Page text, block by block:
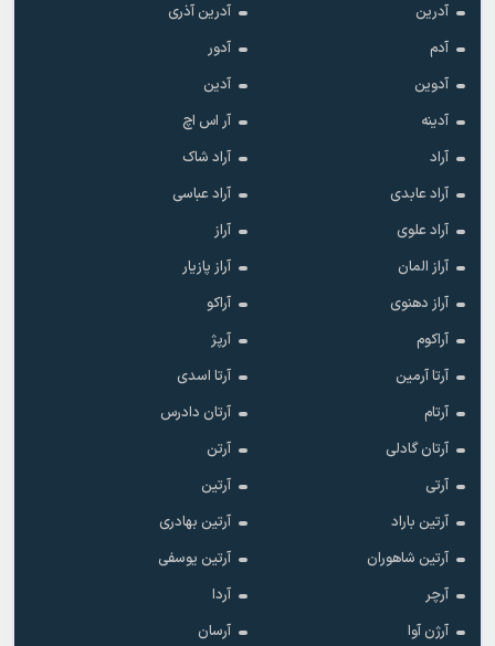
آدرین
آدرین آذری
آدم
آدور
آدوین
آدین
آدینه
آر اس اچ
آراد
آراد شاک
آراد عابدی
آراد عباسی
آراد علوی
آراز
آراز المان
آراز پازیار
آراز دهنوی
آراکو
آراکوم
آرپژ
آرتا آرمین
آرتا اسدی
آرتام
آرتان دادرس
آرتان گادلی
آرتن
آرتی
آرتین
آرتین باراد
آرتین بهادری
آرتین شاهوران
آرتین یوسفی
آرچر
آردا
آرژن آوا
آرسان